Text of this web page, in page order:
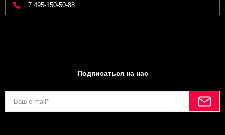
7 495-150-50-88
Подписаться на нас